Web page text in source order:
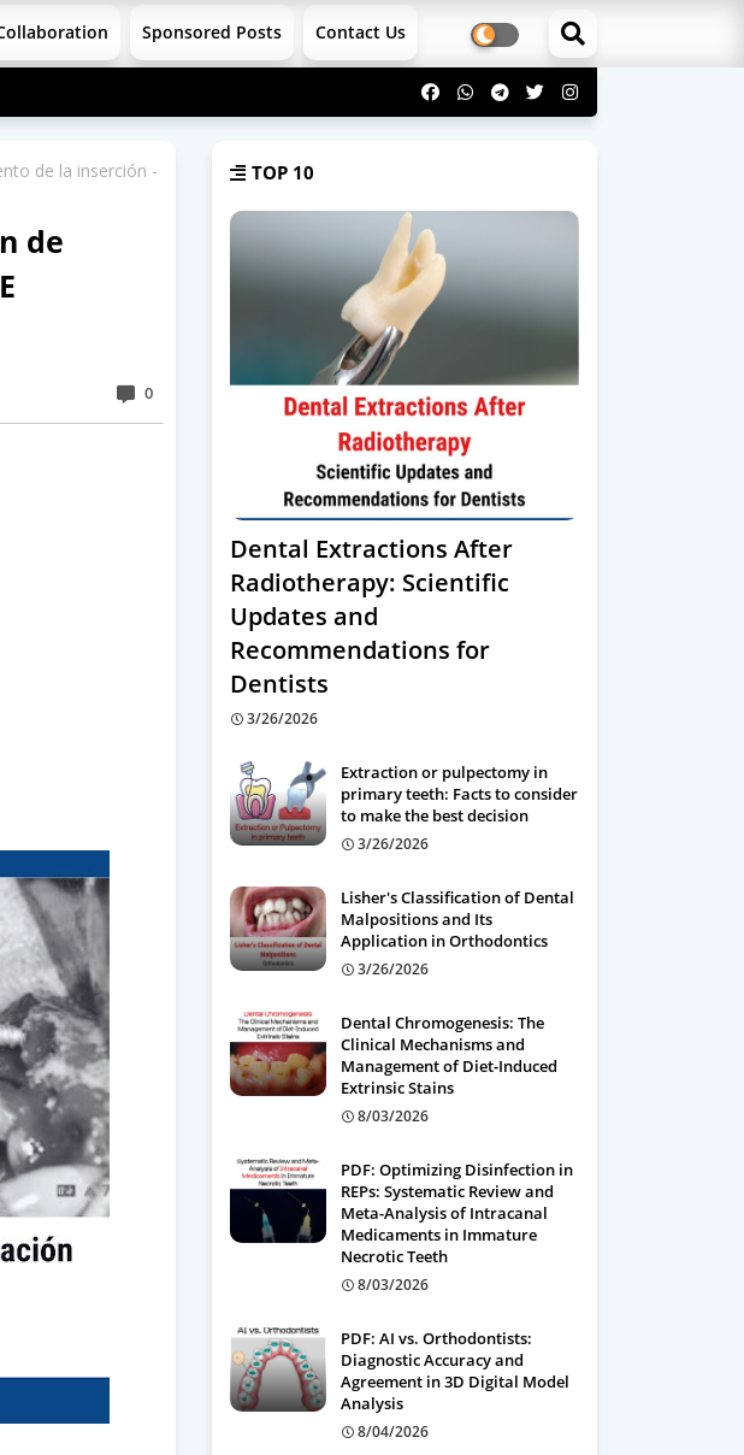
Sponsored Posts Contact Us
de la inserción -
de
0
TOP 10
Dental Extractions After
Radiotherapy: Scientific
Updates and
Recommendations for
Dentists
3/26/2026
Extraction or pulpectomy in
primary teeth: Facts to consider
to make the best decision
3/26/2026
Lisher's Classification of Dental
Malpositions and Its
Application in Orthodontics
3/26/2026
Dental Chromogenesis: The
Clinical Mechanisms and
Management of Diet-Induced
Extrinsic Stains
8/03/2026
PDF: Optimizing Disinfection in
REPs: Systematic Review and
Meta-Analysis of Intracanal
Medicaments in Immature
Necrotic Teeth
8/03/2026
PDF: AI vs. Orthodontists:
Diagnostic Accuracy and
Agreement in 3D Digital Model
Analysis
8/04/2026